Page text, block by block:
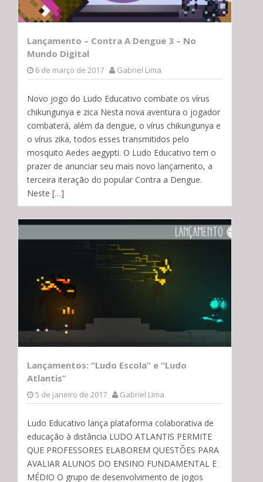
Lançamento – Contra A Dengue 3 – No
Mundo Digital
6 de março de 2017 Gabriel Lima
Novo jogo do Ludo Educativo combate os vírus
chikungunya e zica Nesta nova aventura o jogador
combaterá, além da dengue, o vírus chikungunya e
o vírus zika, todos esses transmitidos pelo
mosquito Aedes aegypti. O Ludo Educativo tem o
prazer de anunciar seu mais novo lançamento, a
terceira iteração do popular Contra a Dengue.
Neste […]
Lançamentos: “Ludo Escola” e “Ludo
Atlantis”
5 de janeiro de 2017 Gabriel Lima
Ludo Educativo lança plataforma colaborativa de
educação à distância LUDO ATLANTIS PERMITE
QUE PROFESSORES ELABOREM QUESTÕES PARA
AVALIAR ALUNOS DO ENSINO FUNDAMENTAL E
MÉDIO O grupo de desenvolvimento de jogos